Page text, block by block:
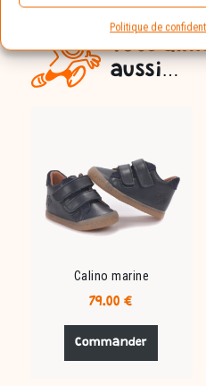
Politique de
Vous
aussi…
Calino marine
79.00€
Commander
Ce
a